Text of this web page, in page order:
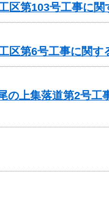
第103号工事に関
第6号工事に関す
上集落道第2号工